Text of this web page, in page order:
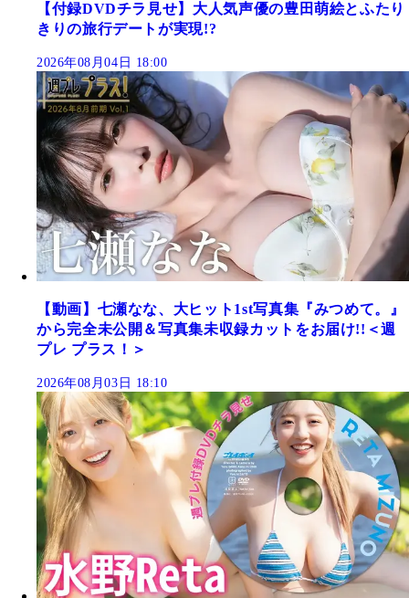
【付録DVDチラ見せ】大人気声優の豊田萌絵とふたり
きりの旅行デートが実現!?
2026年08月04日 18:00
【動画】七瀬なな、大ヒット1st写真集『みつめて。』
から完全未公開＆写真集未収録カットをお届け!!＜週
プレ プラス！＞
2026年08月03日 18:10